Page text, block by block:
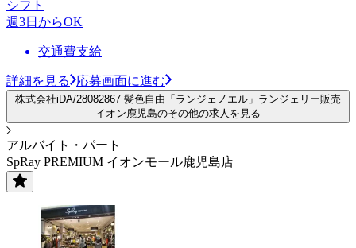
シフト
週3日からOK
交通費支給
詳細を見る 応募画面に進む
株式会社iDA/28082867 髪色自由「ランジェノエル」ランジェリー販売
イオン鹿児島のその他の求人を見る
アルバイト・パート
SpRay PREMIUM イオンモール鹿児島店